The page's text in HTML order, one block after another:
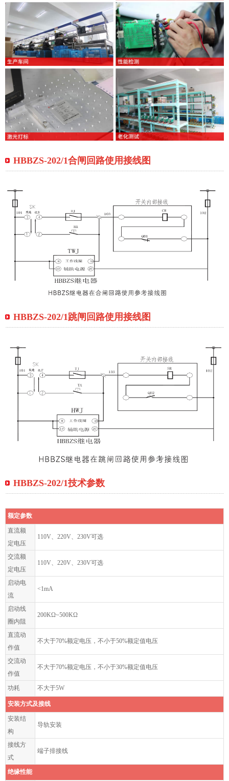
HBBZS-202/1合闸回路使用接线图
HBBZS-202/1跳闸回路使用接线图
HBBZS-202/1技术参数
额定参数
直流额
定电压
110V、220V、230V可选
交流额
定电压
110V、220V、230V可选
启动电
流
<1mA
启动线
圈内阻
200KΩ~500KΩ
直流动
作值
不大于70%额定电压，不小于50%额定值电压
交流动
作值
不大于70%额定电压，不小于30%额定值电压
功耗 不大于5W
安装方式及接线
安装结
构
导轨安装
接线方
式
端子排接线
绝缘性能